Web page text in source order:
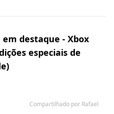
destaque - Xbox
especiais de
Compartilhado por Rafael